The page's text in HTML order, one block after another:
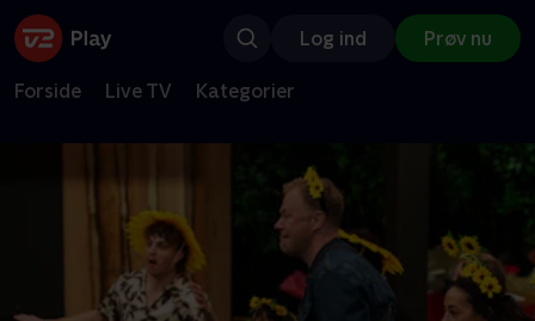
Log ind Prøv nu
Forside Live TV Kategorier